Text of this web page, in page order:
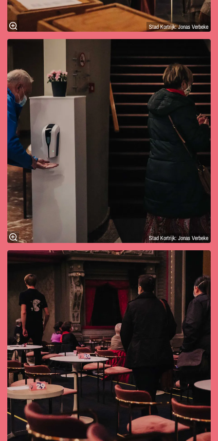
Stad Kortrijk: Jonas Verbeke
Stad Kortrijk: Jonas Verbeke